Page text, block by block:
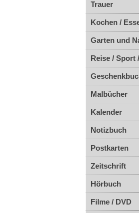
Trauer
Kochen /
Garten und
Reise / Sport
Malbücher
Kalender
Notizbuch
Postkarten
Zeitschrift
Hörbuch
Filme / DVD